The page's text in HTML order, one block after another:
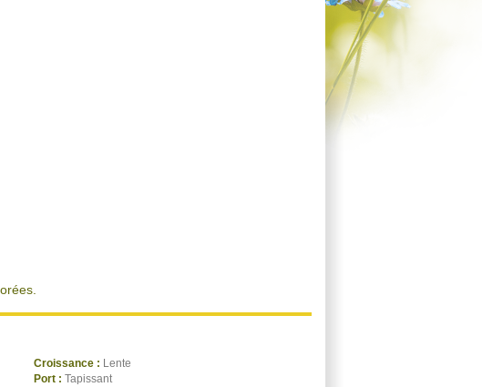
Croissance : Lente
Port : Tapissant